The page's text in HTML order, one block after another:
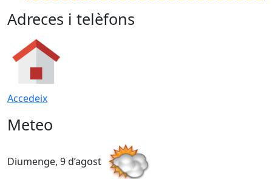
Adreces i telèfons
Accedeix
Meteo
Diumenge, 9 d’agost